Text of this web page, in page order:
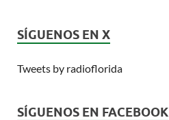
SÍGUENOS EN X
Tweets by radioflorida
SÍGUENOS EN FACEBOOK